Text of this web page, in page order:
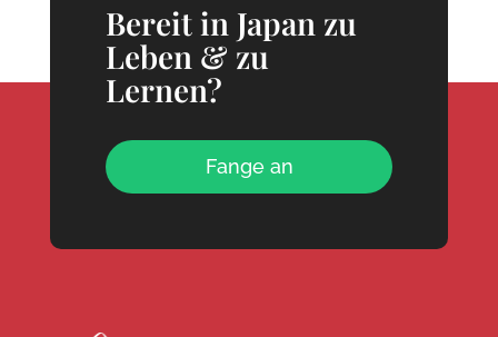
Bereit in Japan zu
Leben & zu
Lernen?
Fange an